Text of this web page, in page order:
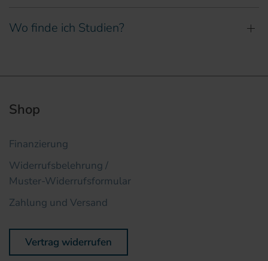
Wo finde ich Studien?
Shop
Finanzierung
Widerrufsbelehrung /
Muster-Widerrufsformular
Zahlung und Versand
Vertrag widerrufen